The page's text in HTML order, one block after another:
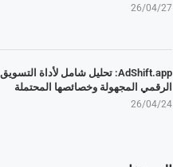
26/04/27
AdShift.app: تحليل شامل لأداة التسويق
الرقمي المجهولة وخصائصها المحتملة
26/04/24